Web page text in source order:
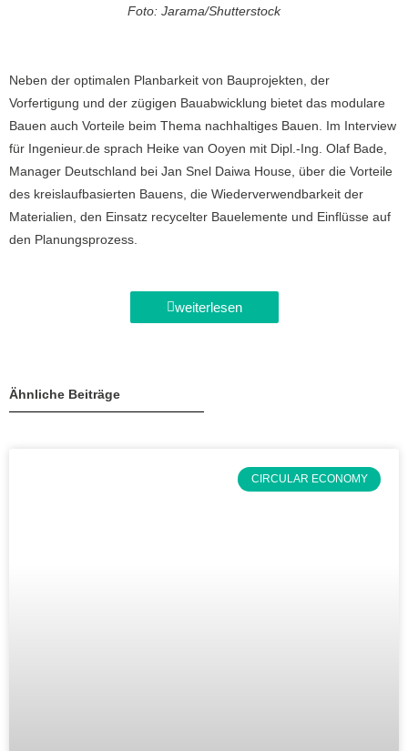
Foto: Jarama/Shutterstock
Neben der optimalen Planbarkeit von Bauprojekten, der
Vorfertigung und der zügigen Bauabwicklung bietet das modulare
Bauen auch Vorteile beim Thema nachhaltiges Bauen. Im Interview
für Ingenieur.de sprach Heike van Ooyen mit Dipl.-Ing. Olaf Bade,
Manager Deutschland bei Jan Snel Daiwa House, über die Vorteile
des kreislaufbasierten Bauens, die Wiederverwendbarkeit der
Materialien, den Einsatz recycelter Bauelemente und Einflüsse auf
den Planungsprozess.
weiterlesen
Ähnliche Beiträge
CIRCULAR ECONOMY